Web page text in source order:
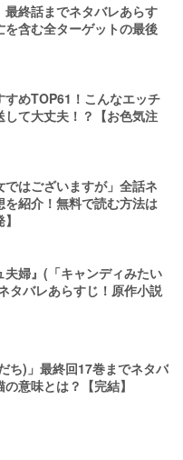
最終話までネタバレあらす
を含む全ターゲットの最後
すめTOP61！こんなエッチ
して大丈夫！？【お色気注
はございますが」全話ネ
を紹介！無料で読む方法は
婦』(「キャンディみたい
バレあらすじ！原作小説
ち)」最終回17巻までネタバ
意味とは？【完結】